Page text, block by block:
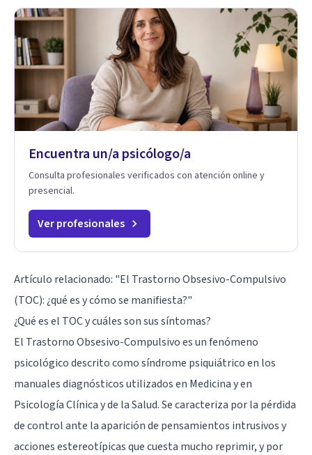
Encuentra un/a psicólogo/a
Consulta profesionales verificados con atención online y
presencial.
Ver profesionales
Artículo relacionado: "El Trastorno Obsesivo-Compulsivo
(TOC): ¿qué es y cómo se manifiesta?"
¿Qué es el TOC y cuáles son sus síntomas?
El Trastorno Obsesivo-Compulsivo es un fenómeno
psicológico descrito como síndrome psiquiátrico en los
manuales diagnósticos utilizados en Medicina y en
Psicología Clínica y de la Salud. Se caracteriza por la pérdida
de control ante la aparición de pensamientos intrusivos y
acciones estereotípicas que cuesta mucho reprimir, y por